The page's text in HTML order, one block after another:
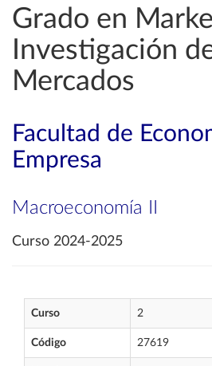
Grado en
Investigación
Mercados
Facultad de
Empresa
Macroeconomía II
Curso 2024-2025
Curso 2
Código 27619